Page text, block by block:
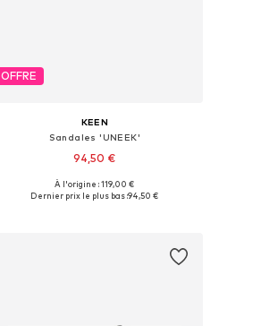
OFFRE
KEEN
Sandales 'UNEEK'
94,50 €
Disponible en plusieurs tailles
À l'origine : 119,00 €
Dernier prix le plus bas :94,50 €